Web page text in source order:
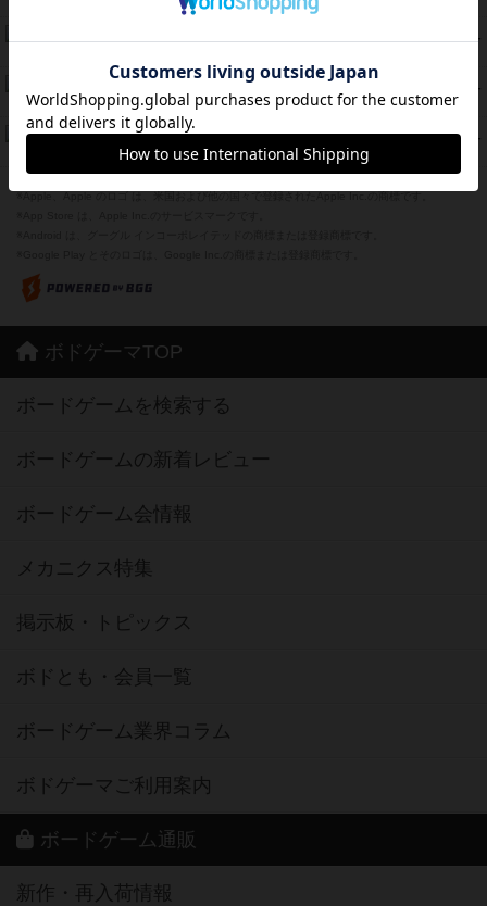
46 PT
PT
ザ・フラッフィー・ライト
紹介文なし 0件の投稿
39 PT
ふたつの城の物語
紹介文あり 6件の投稿
ボドゲーマTOP
ボードゲームを検索する
ボードゲームの新着レビュー
ボードゲーム会情報
メカニクス特集
掲示板・トピックス
ボドとも・会員一覧
ボードゲーム業界コラム
ボドゲーマご利用案内
ボードゲーム通販
新作・再入荷情報